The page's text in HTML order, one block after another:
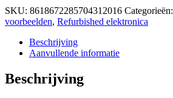
SKU: 8618672285704312016 Categorieën:
voorbeelden, Refurbished elektronica
Beschrijving
Aanvullende informatie
Beschrijving